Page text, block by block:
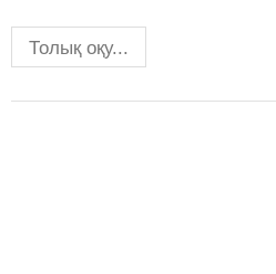
Толық оқу...